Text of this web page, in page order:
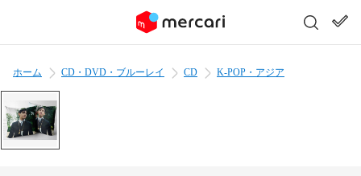
ホーム CD・DVD・ブルーレイ CD K-POP・アジア